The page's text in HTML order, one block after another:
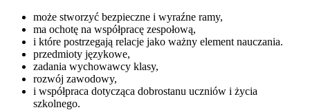
może stworzyć bezpieczne i wyraźne ramy,
ma ochotę na współpracę zespołową,
i które postrzegają relacje jako ważny element nauczania.
przedmioty językowe,
zadania wychowawcy klasy,
rozwój zawodowy,
i współpraca dotycząca dobrostanu uczniów i życia
szkolnego.